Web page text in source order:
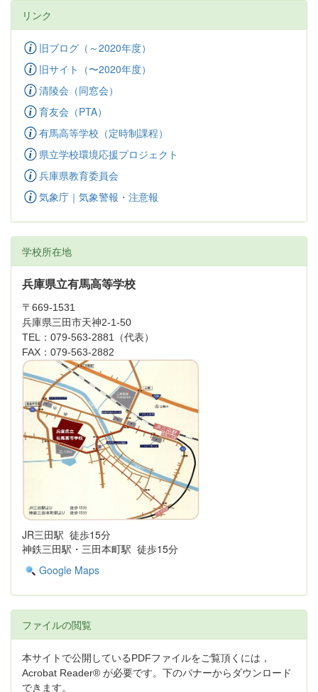
リンク
旧ブログ（～2020年度）
旧サイト（〜2020年度）
清陵会（同窓会）
育友会（PTA）
有馬高等学校（定時制課程）
県立学校環境応援プロジェクト
兵庫県教育委員会
気象庁｜気象警報・注意報
学校所在地
兵庫県立有馬高等学校
〒669-1531
兵庫県三田市天神2-1-50
TEL：079-563-2881（代表）
FAX：079-563-2882
JR三田駅 徒歩15分
神鉄三田駅・三田本町駅 徒歩15分
Google Maps
ファイルの閲覧
本サイトで公開しているPDFファイルをご覧頂くには，
Acrobat Reader® が必要です。下のバナーからダウンロード
できます。